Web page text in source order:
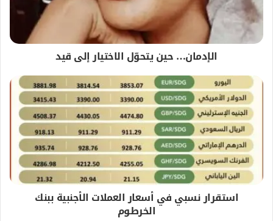
الإدمان… حين يتحوّل الاختيار إلى قيد
استقرار نسبي في أسعار العملات الأجنبية ببنك
الخرطوم